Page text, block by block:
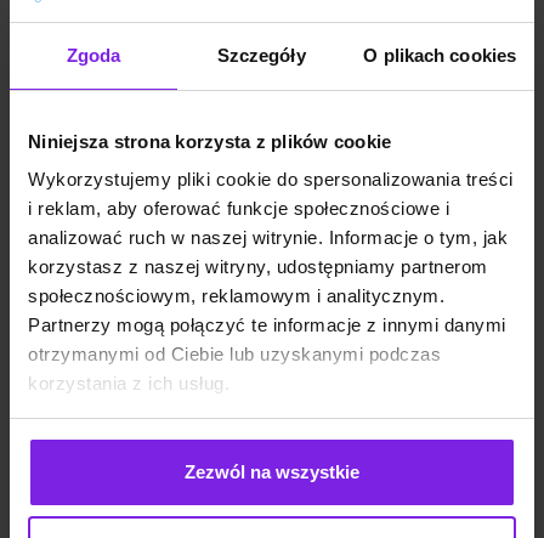
Zgoda Szczegóły O plikach cookies
Niniejsza strona korzysta z plików cookie
Wykorzystujemy pliki cookie do spersonalizowania treści
i reklam, aby oferować funkcje społecznościowe i
analizować ruch w naszej witrynie. Informacje o tym, jak
korzystasz z naszej witryny, udostępniamy partnerom
społecznościowym, reklamowym i analitycznym.
Partnerzy mogą połączyć te informacje z innymi danymi
otrzymanymi od Ciebie lub uzyskanymi podczas
korzystania z ich usług.
Zezwól na wszystkie
Jakie są typy reklam Meta Ads? Formaty